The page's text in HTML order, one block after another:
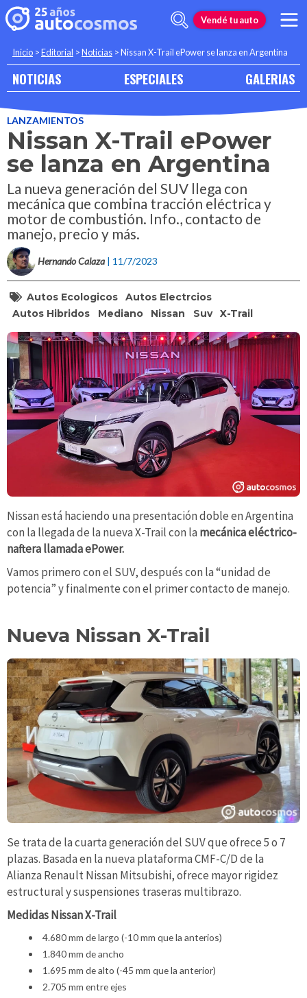
Vendé tu auto
Inicio >Editorial >Noticias >Nissan X-Trail ePower se lanza en Argentina
NOTICIAS ESPECIALES GALERIAS
LANZAMIENTOS
Nissan X-Trail ePower
se lanza en Argentina
La nueva generación del SUV llega con
mecánica que combina tracción eléctrica y
motor de combustión. Info., contacto de
manejo, precio y más.
Hernando Calaza | 11/7/2023
Autos Ecologicos
Autos Electrcios
Autos Hibridos
Mediano Nissan Suv X-Trail
Nissan está haciendo una presentación doble en Argentina
con la llegada de la nueva X-Trail con la mecánica eléctrico-
naftera llamada ePower.
Vamos primero con el SUV, después con la “unidad de
potencia” y finalmente con el primer contacto de manejo.
Nueva Nissan X-Trail
Se trata de la cuarta generación del SUV que ofrece 5 o 7
plazas. Basada en la nueva plataforma CMF-C/D de la
Alianza Renault Nissan Mitsubishi, ofrece mayor rigidez
estructural y suspensiones traseras multibrazo.
Medidas Nissan X-Trail
4.680 mm de largo (-10 mm que la anterios)
1.840 mm de ancho
1.695 mm de alto (-45 mm que la anterior)
2.705 mm entre ejes